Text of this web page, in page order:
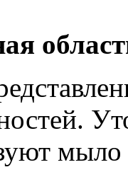
мыло